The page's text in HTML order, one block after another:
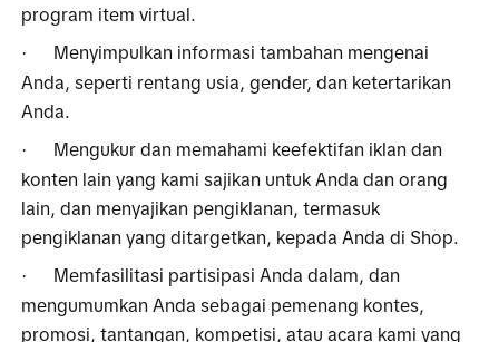
program item virtual.
·
Menyimpulkan informasi tambahan mengenai
Anda, seperti rentang usia, gender, dan ketertarikan
Anda.
·
Mengukur dan memahami keefektifan iklan dan
konten lain yang kami sajikan untuk Anda dan orang
lain, dan menyajikan pengiklanan, termasuk
pengiklanan yang ditargetkan, kepada Anda di Shop.
·
Memfasilitasi partisipasi Anda dalam, dan
mengumumkan Anda sebagai pemenang kontes,
promosi, tantangan, kompetisi, atau acara kami yang